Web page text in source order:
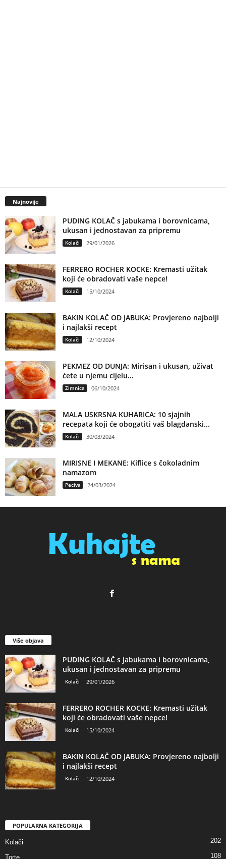
Najnovije
PUDING KOLAČ s jabukama i borovnicama,
ukusan i jednostavan za pripremu
Kolači 29/01/2026
FERRERO ROCHER KOCKE: Kremasti užitak
koji će obradovati vaše nepce!
Kolači 15/10/2024
BAKIN KOLAČ OD JABUKA: Provjereno najbolji
i najlakši recept
Kolači 12/10/2024
PEKMEZ OD DUNJA: Mirisan i ukusan, uživat
ćete u njemu cijelu...
Zimnica 06/10/2024
MALA USKRSNA KUHARICA: 10 sjajnih
recepata koji će obogatiti vaš blagdanski...
Kolači 30/03/2024
MIRISNE I MEKANE: Kiflice s čokoladnim
namazom
Peciva 24/03/2024
Više objava
PUDING KOLAČ s jabukama i borovnicama,
ukusan i jednostavan za pripremu
Kolači 29/01/2026
FERRERO ROCHER KOCKE: Kremasti užitak
koji će obradovati vaše nepce!
Kolači 15/10/2024
BAKIN KOLAČ OD JABUKA: Provjereno najbolji
i najlakši recept
Kolači 12/10/2024
POPULARNA KATEGORIJA
Kolači 202
Torte 108